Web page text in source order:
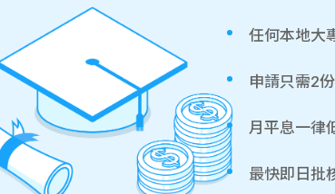
任何本地大
申請只需2
月平息一律
最快即日批